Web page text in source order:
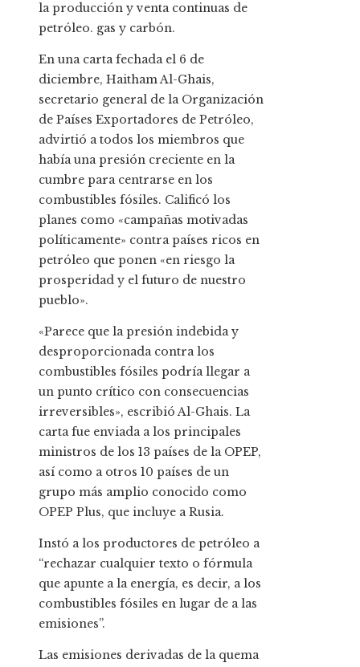
la producción y venta continuas de
petróleo. gas y carbón.
En una carta fechada el 6 de
diciembre, Haitham Al-Ghais,
secretario general de la Organización
de Países Exportadores de Petróleo,
advirtió a todos los miembros que
había una presión creciente en la
cumbre para centrarse en los
combustibles fósiles. Calificó los
planes como «campañas motivadas
políticamente» contra países ricos en
petróleo que ponen «en riesgo la
prosperidad y el futuro de nuestro
pueblo».
«Parece que la presión indebida y
desproporcionada contra los
combustibles fósiles podría llegar a
un punto crítico con consecuencias
irreversibles», escribió Al-Ghais. La
carta fue enviada a los principales
ministros de los 13 países de la OPEP,
así como a otros 10 países de un
grupo más amplio conocido como
OPEP Plus, que incluye a Rusia.
Instó a los productores de petróleo a
“rechazar cualquier texto o fórmula
que apunte a la energía, es decir, a los
combustibles fósiles en lugar de a las
emisiones”.
Las emisiones derivadas de la quema